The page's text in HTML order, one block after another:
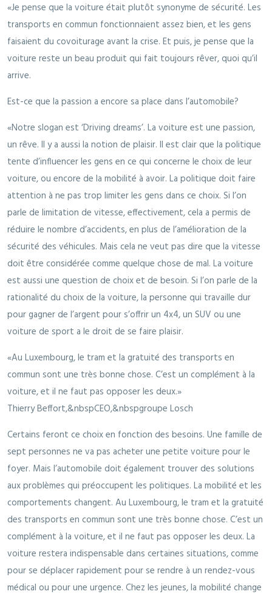
«Je pense que la voiture était plutôt synonyme de sécurité. Les
transports en commun fonctionnaient assez bien, et les gens
faisaient du covoiturage avant la crise. Et puis, je pense que la
voiture reste un beau produit qui fait toujours rêver, quoi qu’il
arrive.
Est-ce que la passion a encore sa place dans l’automobile?
«Notre slogan est ‘Driving dreams’. La voiture est une passion,
un rêve. Il y a aussi la notion de plaisir. Il est clair que la politique
tente d’influencer les gens en ce qui concerne le choix de leur
voiture, ou encore de la mobilité à avoir. La politique doit faire
attention à ne pas trop limiter les gens dans ce choix. Si l’on
parle de limitation de vitesse, effectivement, cela a permis de
réduire le nombre d’accidents, en plus de l’amélioration de la
sécurité des véhicules. Mais cela ne veut pas dire que la vitesse
doit être considérée comme quelque chose de mal. La voiture
est aussi une question de choix et de besoin. Si l’on parle de la
rationalité du choix de la voiture, la personne qui travaille dur
pour gagner de l’argent pour s’offrir un 4x4, un SUV ou une
voiture de sport a le droit de se faire plaisir.
Au Luxembourg, le tram et la gratuité des transports en
commun sont une très bonne chose. C’est un complément à la
voiture, et il ne faut pas opposer les deux.
Thierry Beffort,&nbspCEO,&nbspgroupe Losch
Certains feront ce choix en fonction des besoins. Une famille de
sept personnes ne va pas acheter une petite voiture pour le
foyer. Mais l’automobile doit également trouver des solutions
aux problèmes qui préoccupent les politiques. La mobilité et les
comportements changent. Au Luxembourg, le tram et la gratuité
des transports en commun sont une très bonne chose. C’est un
complément à la voiture, et il ne faut pas opposer les deux. La
voiture restera indispensable dans certaines situations, comme
pour se déplacer rapidement pour se rendre à un rendez-vous
médical ou pour une urgence. Chez les jeunes, la mobilité change